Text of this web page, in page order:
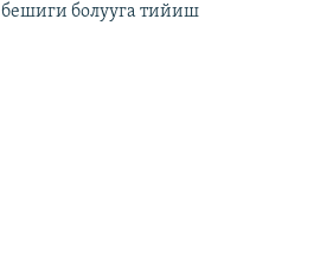
бешиги болууга тийиш